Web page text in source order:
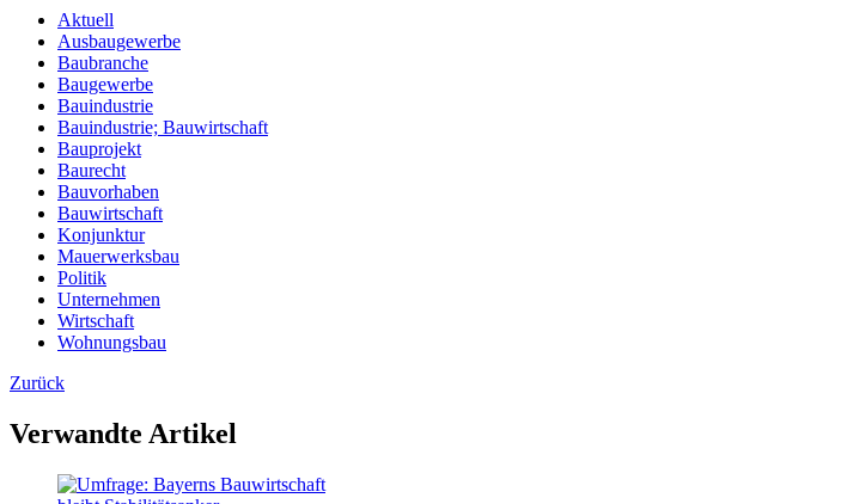
Aktuell
Ausbaugewerbe
Baubranche
Baugewerbe
Bauindustrie
Bauindustrie; Bauwirtschaft
Bauprojekt
Baurecht
Bauvorhaben
Bauwirtschaft
Konjunktur
Mauerwerksbau
Politik
Unternehmen
Wirtschaft
Wohnungsbau
Zurück
Verwandte Artikel